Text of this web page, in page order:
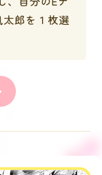
太郎を１枚選